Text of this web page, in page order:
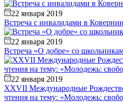
22 января 2019
Встреча с инвалидами в
22 января 2019
Встреча «О добре» со
22 января 2019
XXVII Международные
чтения на тему: «Молодежь: